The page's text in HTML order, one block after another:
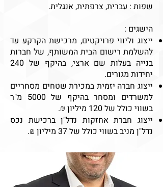
שפות : עברית, צרפתית, אנגלית.
הישגים :
ייצוג וליווי פרויקטים, מרכישת הקרקע עד
להשלמת רישום הבית המשותף, של חברות
בנייה בעלות שם ארצי, בהיקף של 240
יחידות מגורים.
ייצוג חברה יזמית במכירת שטחים מסחריים
למשרדים ומסחר בהיקף של 5000 מ"ר
בשווי כולל של 120 מיליון ₪.
ייצוג חברת אחזקות נדל"ן ברכישת נכס
נדל"ן מניב בשווי כולל של 37 מיליון ₪.